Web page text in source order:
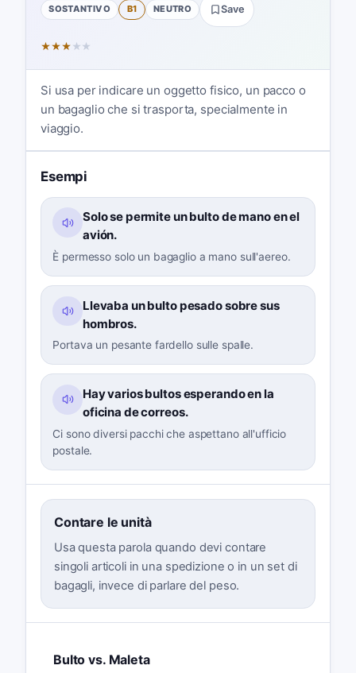
SOSTANTIVO B1 NEUTRO Save
★★★ ★ ★
Si usa per indicare un oggetto fisico, un pacco o
un bagaglio che si trasporta, specialmente in
viaggio.
Esempi
Solo se permite un bulto de mano en el
avión.
È permesso solo un bagaglio a mano sull'aereo.
Llevaba un bulto pesado sobre sus
hombros.
Portava un pesante fardello sulle spalle.
Hay varios bultos esperando en la
oficina de correos.
Ci sono diversi pacchi che aspettano all'ufficio
postale.
Contare le unità
Usa questa parola quando devi contare
singoli articoli in una spedizione o in un set di
bagagli, invece di parlare del peso.
Bulto vs. Maleta